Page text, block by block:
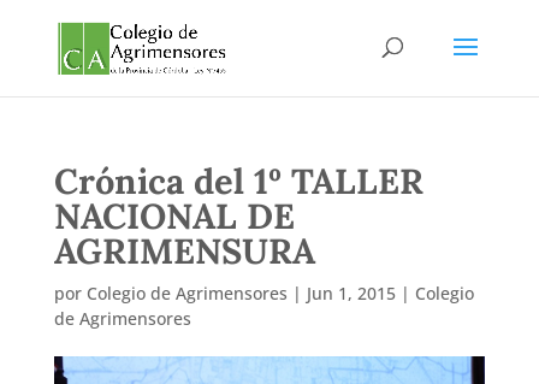
Crónica del 1º TALLER
NACIONAL DE
AGRIMENSURA
por Colegio de Agrimensores | Jun 1, 2015| Colegio
de Agrimensores